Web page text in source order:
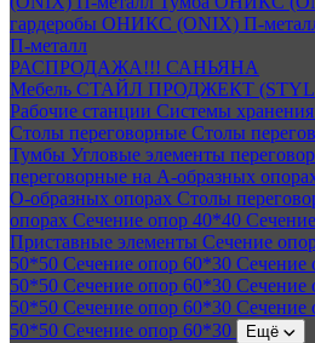
гардеробы ОНИКС (ONIX) П-
П-металл
РАСПРОДАЖА!!! САНЬЯНА
Мебель СТАЙЛ ПРОДЖЕКТ
Рабочие станции Системы хранения
Столы переговорные Столы
Тумбы Угловые элементы
переговорные на А-образных
О-образных опорах Столы
опорах Сечение опор 40*40
Приставные элементы Сечение
50*50 Сечение опор 60*30 Сечение
50*50 Сечение опор 60*30 Сечение
50*50 Сечение опор 60*30 Сечение
50*50 Сечение опор 60*30 Ещё